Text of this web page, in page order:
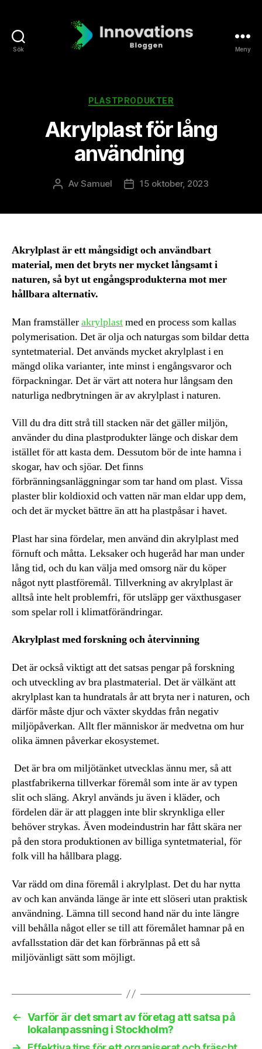
Sök Meny
Kategorier
PLASTPRODUKTER
Akrylplast för lång
användning
Inläggsförfattare
AvSamuel Inläggsdatum
15 oktober, 2023
Akrylplast är ett mångsidigt och användbart
material, men det bryts ner mycket långsamt i
naturen, så byt ut engångsprodukterna mot mer
hållbara alternativ.
Man framställerakrylplastmed en process som kallas
polymerisation. Det är olja och naturgas som bildar detta
syntetmaterial. Det används mycket akrylplast i en
mängd olika varianter, inte minst i engångsvaror och
förpackningar. Det är värt att notera hur långsam den
naturliga nedbrytningen är av akrylplast i naturen.
Vill du dra ditt strå till stacken när det gäller miljön,
använder du dina plastprodukter länge och diskar dem
istället för att kasta dem. Dessutom bör de inte hamna i
skogar, hav och sjöar. Det finns
förbränningsanläggningar som tar hand om plast. Vissa
plaster blir koldioxid och vatten när man eldar upp dem,
och det är mycket bättre än att ha plastpåsar i havet.
Plast har sina fördelar, men använd din akrylplast med
förnuft och måtta. Leksaker och hugeråd har man under
lång tid, och du kan välja med omsorg när du köper
något nytt plastföremål. Tillverkning av akrylplast är
alltså inte helt problemfri, för utsläpp ger växthusgaser
som spelar roll i klimatförändringar.
Akrylplast med forskning och återvinning
Det är också viktigt att det satsas pengar på forskning
och utveckling av bra plastmaterial. Det är välkänt att
akrylplast kan ta hundratals år att bryta ner i naturen, och
därför måste djur och växter skyddas från negativ
miljöpåverkan. Allt fler människor är medvetna om hur
olika ämnen påverkar ekosystemet.
Det är bra om miljötänket utvecklas ännu mer, så att
plastfabrikerna tillverkar föremål som inte är av typen
slit och släng. Akryl används ju även i kläder, och
fördelen där är att plaggen inte blir skrynkliga eller
behöver strykas. Även modeindustrin har fått skära ner
på den stora produktionen av billiga syntetmaterial, för
folk vill ha hållbara plagg.
Var rädd om dina föremål i akrylplast. Det du har nytta
av och kan använda länge är inte ett slöseri utan praktisk
användning. Lämna till second hand när du inte längre
vill behålla något eller se till att föremålet hamnar på en
avfallsstation där det kan förbrännas på ett så
miljövänligt sätt som möjligt.
← Varför är det smart av företag att satsa på
lokalanpassning i Stockholm?